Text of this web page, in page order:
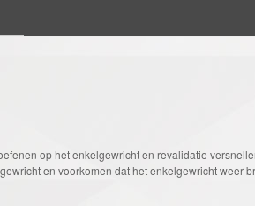
op het enkelgewricht en revalidatie
en voorkomen dat het enkelgewricht weer